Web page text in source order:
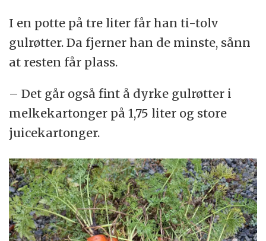
I en potte på tre liter får han ti-tolv
gulrøtter. Da fjerner han de minste, sånn
at resten får plass.
– Det går også fint å dyrke gulrøtter i
melkekartonger på 1,75 liter og store
juicekartonger.